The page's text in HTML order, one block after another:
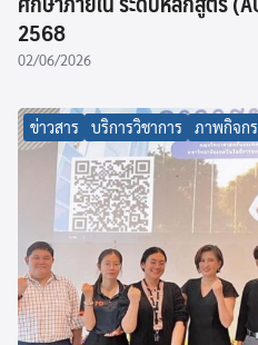
2568
02/06/2026
ข่าวสาร บริการวิชาการ ภาพกิจก